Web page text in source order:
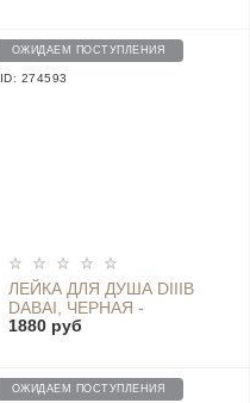
ОЖИДАЕМ ПОСТУПЛЕНИЯ
ID: 274593
ЛЕЙКА ДЛЯ ДУША DIIIB
DABAI, ЧЕРНАЯ -
DXHS004-3
1880 руб
ОЖИДАЕМ ПОСТУПЛЕНИЯ